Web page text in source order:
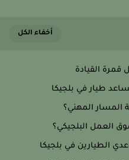
القيادة
طيار في بلجيكا
المهني؟
البلجيكي؟
الطيارين في بلجيكا